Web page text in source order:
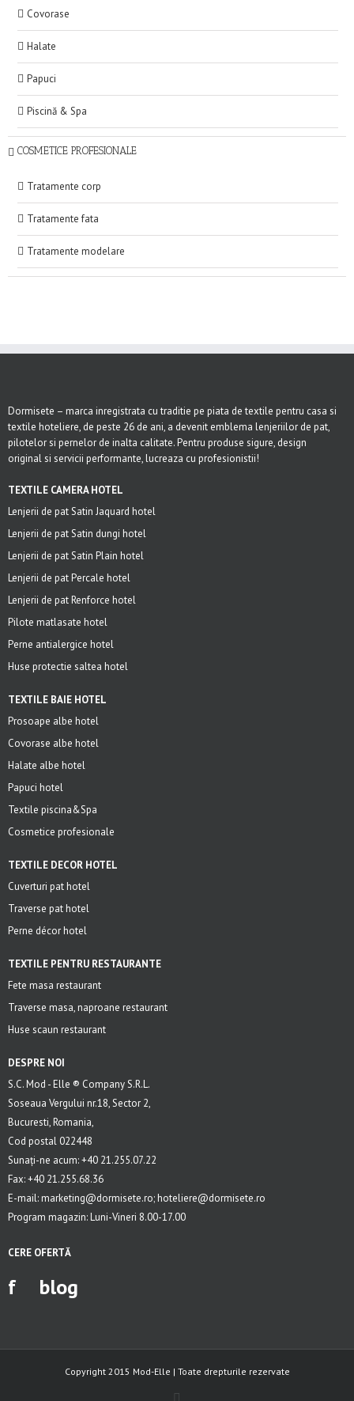
Covorase
Halate
Papuci
Piscină & Spa
COSMETICE PROFESIONALE
Tratamente corp
Tratamente fata
Tratamente modelare
Dormisete – marca inregistrata cu traditie pe piata de textile pentru casa si
textile hoteliere, de peste 26 de ani, a devenit emblema lenjeriilor de pat,
pilotelor si pernelor de inalta calitate. Pentru produse sigure, design
original si servicii performante, lucreaza cu profesionistii!
TEXTILE CAMERA HOTEL
Lenjerii de pat Satin Jaquard hotel
Lenjerii de pat Satin dungi hotel
Lenjerii de pat Satin Plain hotel
Lenjerii de pat Percale hotel
Lenjerii de pat Renforce hotel
Pilote matlasate hotel
Perne antialergice hotel
Huse protectie saltea hotel
TEXTILE BAIE HOTEL
Prosoape albe hotel
Covorase albe hotel
Halate albe hotel
Papuci hotel
Textile piscina&Spa
Cosmetice profesionale
TEXTILE DECOR HOTEL
Cuverturi pat hotel
Traverse pat hotel
Perne décor hotel
TEXTILE PENTRU RESTAURANTE
Fete masa restaurant
Traverse masa, naproane restaurant
Huse scaun restaurant
DESPRE NOI
S.C. Mod - Elle ® Company S.R.L.
Soseaua Vergului nr.18, Sector 2,
Bucuresti, Romania,
Cod postal 022448
Sunați-ne acum: +40 21.255.07.22
Fax: +40 21.255.68.36
E-mail: marketing@dormisete.ro; hoteliere@dormisete.ro
Program magazin: Luni-Vineri 8.00-17.00
CERE OFERTĂ
f blog
Copyright 2015 Mod-Elle | Toate drepturile rezervate